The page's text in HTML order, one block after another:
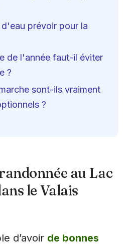
prévoir pour la
de l'année faut-il éviter
?
sont-ils vraiment
?
au Lac
le Valais
d’avoir de bonnes